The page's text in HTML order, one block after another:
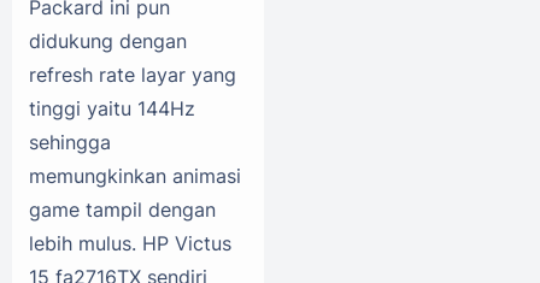
Packard ini pun
didukung dengan
refresh rate layar yang
tinggi yaitu 144Hz
sehingga
memungkinkan animasi
game tampil dengan
lebih mulus. HP Victus
15 fa2716TX sendiri